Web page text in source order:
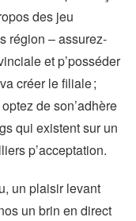
des jeu
région – assurez-
et p’posséder
créer le filiale ;
de son’adhère
qui existent sur un
p’acceptation.
un plaisir levant
un brin en direct